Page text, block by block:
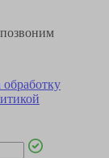
обработку